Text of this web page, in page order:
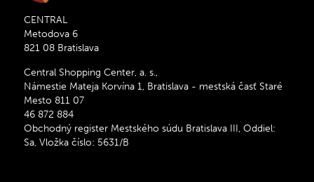
CENTRAL
Metodova 6
821 08 Bratislava
Central Shopping Center, a. s.,
Námestie Mateja Korvína 1, Bratislava - mestská časť Staré
Mesto 811 07
46 872 884
Obchodný register Mestského súdu Bratislava III, Oddiel:
Sa, Vložka číslo: 5631/B